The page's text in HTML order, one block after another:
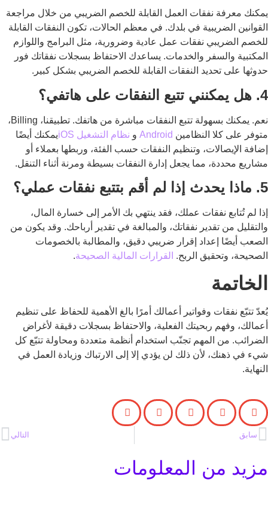
يمكنك معرفة نفقات العمل القابلة للخصم الضريبي من خلال مراجعة
القوانين الضريبية في بلدك. في معظم الحالات، تكون النفقات القابلة
للخصم الضريبي نفقات عمل عادية وضرورية، مثل البرامج واللوازم
المكتبية والسفر والخدمات. يساعدك الاحتفاظ بسجلات نفقاتك فور
حدوثها على تحديد النفقات القابلة للخصم الضريبي بشكل كبير.
4. هل يمكنني تتبع النفقات على هاتفي؟
نعم. يمكنك بسهولة تتبع النفقات مباشرة من هاتفك. تطبيقنا، Billing،
متوفر على كلا النظامين Android و نظام التشغيل iOS
يمكنك أيضًا
إضافة الإيصالات، وتنظيم النفقات حسب الفئة، وربطها بعملاء أو
مشاريع محددة، مما يجعل إدارة النفقات بسيطة ومرنة أثناء التنقل.
5. ماذا يحدث إذا لم أقم بتتبع نفقات عملي؟
إذا لم تُتابع نفقات عملك، فقد ينتهي بك الأمر إلى خسارة المال،
والتقليل من تقدير نفقاتك، والمبالغة في تقدير أرباحك. وقد يكون من
الصعب أيضًا إعداد إقرار ضريبي دقيق، والمطالبة بالخصومات
الصحيحة، وتحقيق الربح. القرارات المالية الصحيحة.
الخاتمة
يُعدّ تتبّع نفقات وفواتير أعمالك أمرًا بالغ الأهمية للحفاظ على تنظيم
أعمالك، وفهم ربحيتك الفعلية، والاحتفاظ بسجلات دقيقة لأغراض
الضرائب. من المهم تجنّب استخدام أنظمة متعددة ومحاولة تتبّع كل
شيء في ذهنك، لأن ذلك لن يؤدي إلا إلى الارتباك وزيادة العمل في
النهاية.
سابق التالي
مزيد من المعلومات